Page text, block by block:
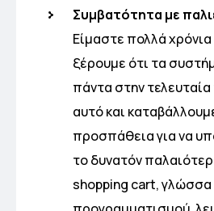
Συμβατότητα με
Είμαστε πολλά
ξέρουμε ότι τα
πάντα στην
αυτό και
προσπάθεια για να
το δυνατόν
shopping cart, γλώσσα